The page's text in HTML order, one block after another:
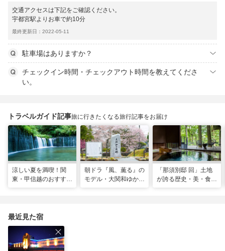
交通アクセスは下記をご確認ください。
宇都宮駅よりお車で約10分
最終更新日：2022-05-11
駐車場はありますか？
チェックイン時間・チェックアウト時間を教えてくださ
い。
トラベルガイド記事旅に行きたくなる旅行記事をお届け
涼しい夏を満喫！関
東・甲信越のおすすめ
朝ドラ『風、薫る』の
モデル・大関和ゆかり
「那須別邸 回」土地
が誇る歴史・美・食を
最近見た宿